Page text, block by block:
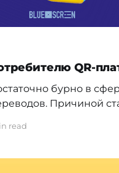
QR-
бурно в
Причиной
оплате товара либо
о решении
read